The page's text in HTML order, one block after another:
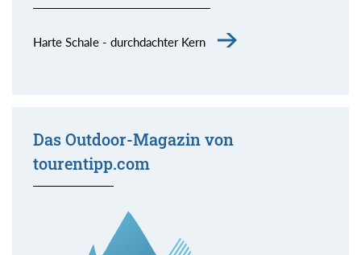
Harte Schale - durchdachter Kern
Das Outdoor-Magazin von
tourentipp.com